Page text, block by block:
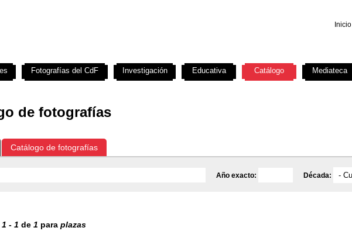
Inicio
de fotografías
Catálogo de fotografías
Año exacto: Década:
1 - 1 de 1 para plazas
Fotografías del CdF Investigación Educativa Catálogo Mediateca